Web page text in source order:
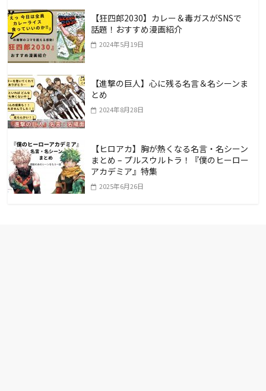
【狂四郎2030】カレー＆毒ガスがSNSで
話題！おすすめ漫画紹介
2024年5月19日
【進撃の巨人】心に残る名言＆名シーンま
とめ
2024年8月28日
【ヒロアカ】胸が熱くなる名言・名シーン
まとめ – プルスウルトラ！『僕のヒーロー
アカデミア』特集
2025年6月26日